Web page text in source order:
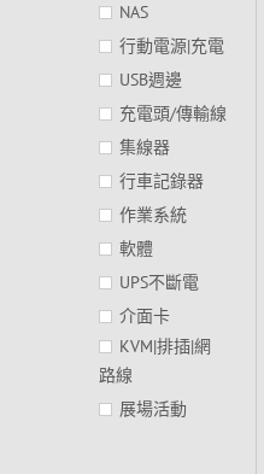
NAS
行動電源|充電
USB週邊
充電頭/傳輸線
集線器
行車記錄器
作業系統
軟體
UPS不斷電
介面卡
KVM|排插|網
路線
展場活動